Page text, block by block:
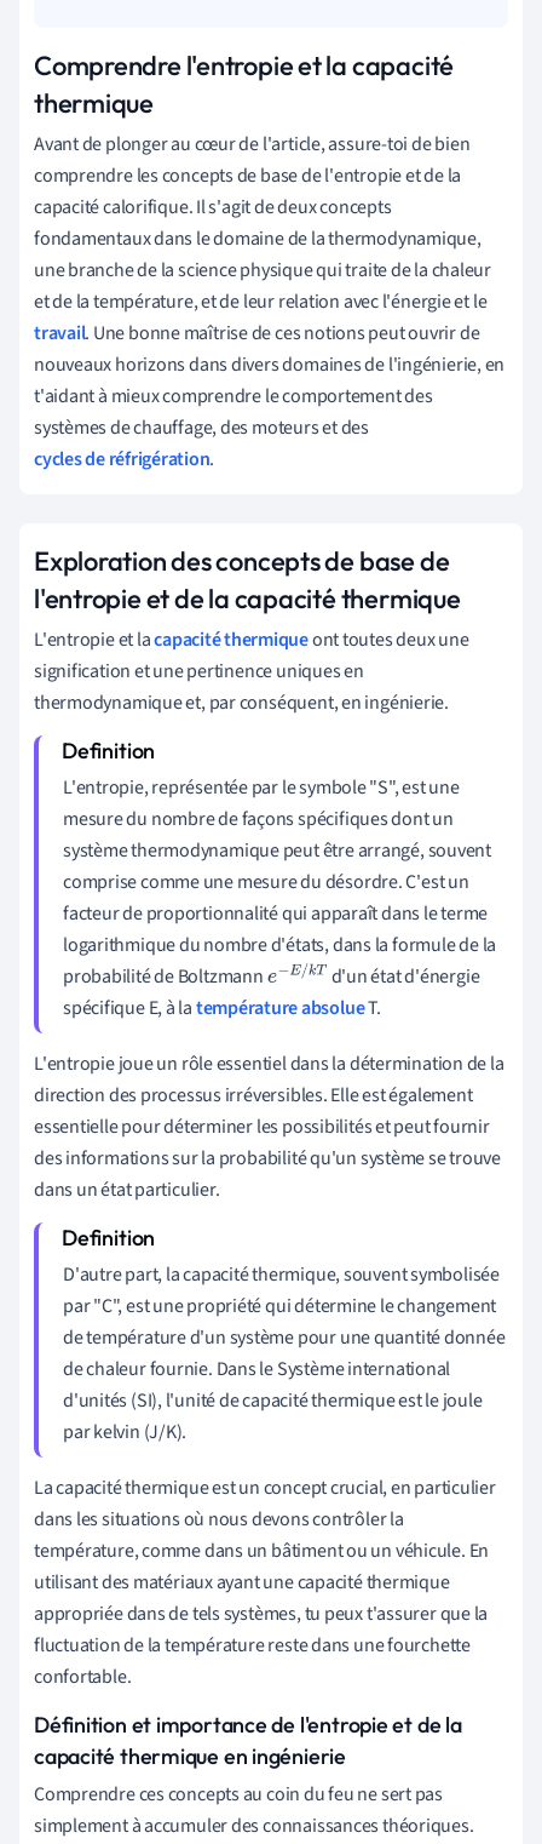
Comprendre l'entropie et la capacité
thermique
Avant de plonger au cœur de l'article, assure-toi de bien
comprendre les concepts de base de l'entropie et de la
capacité calorifique. Il s'agit de deux concepts
fondamentaux dans le domaine de la thermodynamique,
une branche de la science physique qui traite de la chaleur
et de la température, et de leur relation avec l'énergie et le
travail. Une bonne maîtrise de ces notions peut ouvrir de
nouveaux horizons dans divers domaines de l'ingénierie, en
t'aidant à mieux comprendre le comportement des
systèmes de chauffage, des moteurs et des
cycles de réfrigération.
Exploration des concepts de base de
l'entropie et de la capacité thermique
L'entropie et lacapacité thermiqueont toutes deux une
signification et une pertinence uniques en
thermodynamique et, par conséquent, en ingénierie.
L'entropie, représentée par le symbole "S", est une
mesure du nombre de façons spécifiques dont un
système thermodynamique peut être arrangé, souvent
comprise comme une mesure du désordre. C'est un
facteur de proportionnalité qui apparaît dans le terme
logarithmique du nombre d'états, dans la formule de la
probabilité de Boltzmanne−E/kT d'un état d'énergie
spécifique E, à latempérature absolueT.
L'entropie joue un rôle essentiel dans la détermination de la
direction des processus irréversibles. Elle est également
essentielle pour déterminer les possibilités et peut fournir
des informations sur la probabilité qu'un système se trouve
dans un état particulier.
D'autre part, la capacité thermique, souvent symbolisée
par "C", est une propriété qui détermine le changement
de température d'un système pour une quantité donnée
de chaleur fournie. Dans le Système international
d'unités (SI), l'unité de capacité thermique est le joule
par kelvin (J/K).
La capacité thermique est un concept crucial, en particulier
dans les situations où nous devons contrôler la
température, comme dans un bâtiment ou un véhicule. En
utilisant des matériaux ayant une capacité thermique
appropriée dans de tels systèmes, tu peux t'assurer que la
fluctuation de la température reste dans une fourchette
confortable.
Définition et importance de l'entropie et de la
capacité thermique en ingénierie
Comprendre ces concepts au coin du feu ne sert pas
simplement à accumuler des connaissances théoriques.